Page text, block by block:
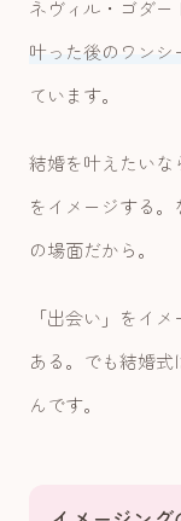
ネヴィル・ゴダー
叶った後のワン
ています。
結婚を叶えたいな
をイメージする。
の場面だから。
「出会い」をイ
ある。でも結婚
んです。